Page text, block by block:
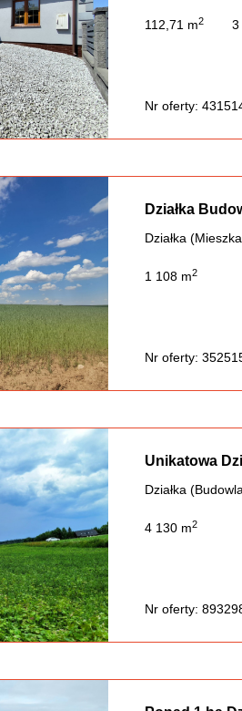
112,71 m2 3
Nr oferty:
Działka
Działka
1 108 m2
Nr oferty:
Unikatowa
Działka
4 130 m2
Nr oferty: